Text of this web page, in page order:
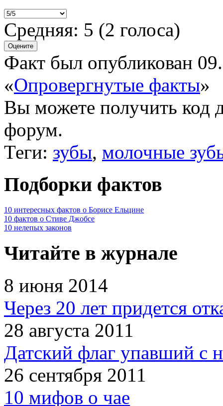
Средняя: 5 (2 голоса)
Факт был опубликован
«Опровергнутые факты»
Вы можете получить код
форум.
Теги: зубы, молочные
Подборки фактов
10 интересных фактов о Борисе Ельцине
10 фактов о Стиве Джобсе
10 нелепых законов
Читайте в журнале
8 июня 2014
Через 20 лет придется
28 августа 2011
Датский флаг упавший с
26 сентября 2011
10 мифов о чае